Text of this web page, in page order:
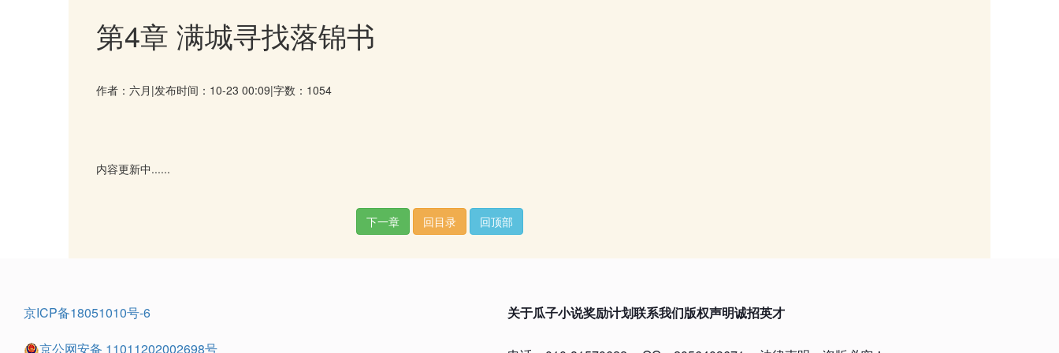
第4章 满城寻找落锦书
作者：六月 |发布时间：10-23 00:09|字数：1054
内容更新中......
下一章 回目录 回顶部
京ICP备18051010号-6
京公网安备 11011202002698号
关于瓜子小说奖励计划联系我们版权声明诚招英才